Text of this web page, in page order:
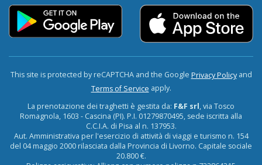
This site is protected by reCAPTCHA and the Google Privacy Policyand
Terms of Service apply.
La prenotazione dei traghetti è gestita da: F&F srl, via Tosco
Romagnola, 1603 - Cascina (PI). P.I. 01279870495, sede iscritta alla
C.C.I.A. di Pisa al n. 137953.
Aut. Amministrativa per l'esercizio di attività di viaggi e turismo n. 154
del 04 maggio 2000 rilasciata dalla Provincia di Livorno. Capitale sociale
20.800 €.